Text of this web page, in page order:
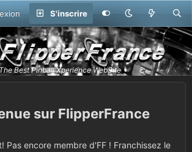
S'inscrire
FlipperFrance
Pas encore membre d'FF ! Franchissez le